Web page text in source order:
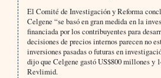
El Comité de Investigación y Reforma
Celgene “se basó en gran medida en la
financiada por los contribuyentes para
decisiones de precios internos parecen no
inversiones pasadas o futuras en
dijo que Celgene gastó US$800 millones y
Revlimid.